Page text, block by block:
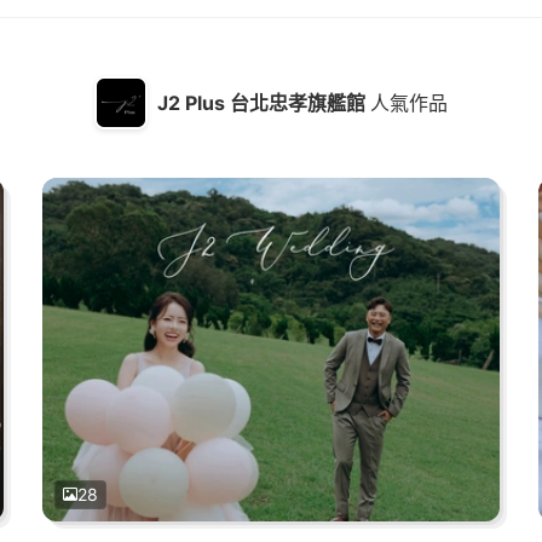
J2 Plus 台北忠孝旗艦館 人氣作品
28